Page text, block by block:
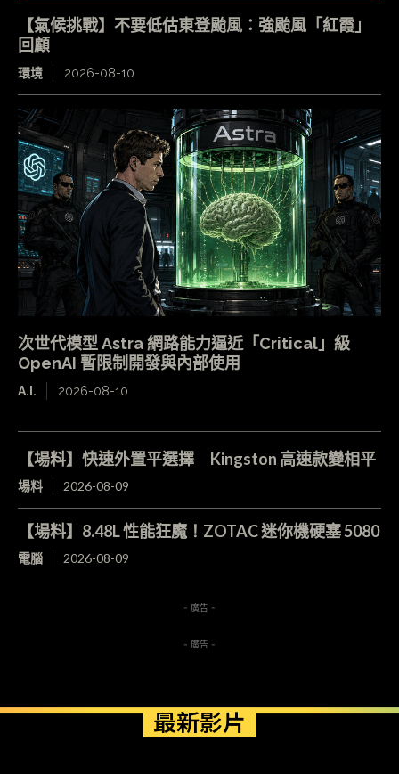
【氣候挑戰】不要低估東登颱風：強颱風「紅霞」
回顧
環境 2026-08-10
次世代模型 Astra 網路能力逼近「Critical」級
OpenAI 暫限制開發與內部使用
A.I. 2026-08-10
【場料】快速外置平選擇 Kingston 高速款變相平
場料 2026-08-09
【場料】8.48L 性能狂魔！ZOTAC 迷你機硬塞 5080
電腦 2026-08-09
- 廣告 -
- 廣告 -
最新影片